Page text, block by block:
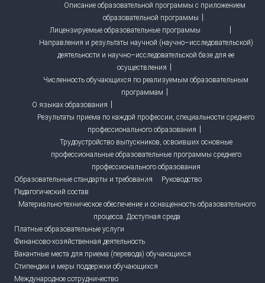
Описание образовательной программы с приложением
образовательной программы
Лицензируемые образовательные программы
Направления и результаты научной (научно–исследовательской)
деятельности и научно–исследовательской базе для ее
осуществления
Численность обучающихся по реализуемым образовательным
программам
О языках образования
Результаты приема по каждой профессии, специальности среднего
профессионального образования
Трудоустройство выпускников, освоивших основные
профессиональные образовательные программы среднего
профессионального образования
Образовательные стандарты и требования
Руководство
Педагогический состав
Материально-техническое обеспечение и оснащенность образовательного
процесса. Доступная среда
Платные образовательные услуги
Финансово-хозяйственная деятельность
Вакантные места для приема (перевода) обучающихся
Стипендии и меры поддержки обучающихся
Международное сотрудничество